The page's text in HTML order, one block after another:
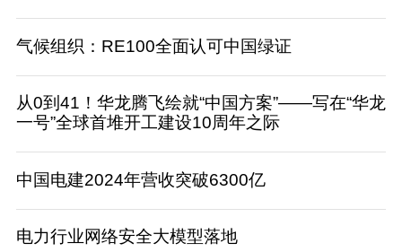
气候组织：RE100全面认可中国绿证
从0到41！华龙腾飞绘就“中国方案”——写在“华龙
一号”全球首堆开工建设10周年之际
中国电建2024年营收突破6300亿
电力行业网络安全大模型落地